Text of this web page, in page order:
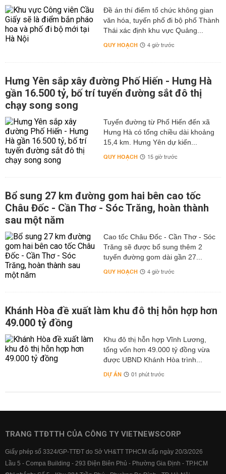
Đề án thí điểm tổ chức không gian
văn hóa, tuyến phố đi bộ phố Thành
Thái xác định khu vực Quảng...
QUY HOẠCH 4 giờ trước
Hưng Yên sắp xây đường Phố Hiến - Hưng Hà
gần 16.500 tỷ, bố trí tuyến đường sắt đô thị
chạy song song
Tuyến đường từ Phố Hiến đến xã
Hưng Hà có tổng chiều dài khoảng
15,4 km. Hưng Yên dự kiến...
QUY HOẠCH 15 giờ trước
Bổ sung 27 km đường gom hai bên cao tốc
Châu Đốc - Cần Thơ - Sóc Trăng, hoàn thành
sau một năm
Cao tốc Châu Đốc - Cần Thơ - Sóc
Trăng sẽ được bổ sung thêm 2
tuyến đường gom dài gần 27...
QUY HOẠCH 4 giờ trước
Khánh Hòa đề xuất làm khu đô thị hỗn hợp hơn
49.000 tỷ đồng
Khu đô thị hỗn hợp Vĩnh Lương,
tổng vốn hơn 49.000 tỷ đồng vừa
được UBND Khánh Hòa trình...
DỰ ÁN 01 phút trước
TRANG TTĐTTH CỦA CÔNG TY VIETNEWSCORP
Giấy phép số 3324/GP-TTĐT do Sở VH&TT TPHCM cấp ngày 20/3/2026
Lầu 5 - Compa Building - 293 Điện Biên Phủ - Phường Gia Định - TP.HCM